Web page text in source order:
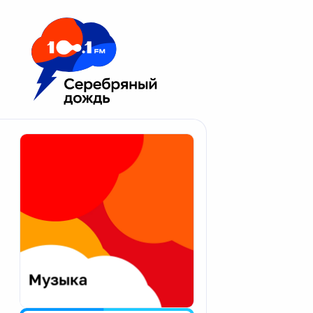
Москва 100.1 FM
Апатиты
Екатеринбург
Калининград
Калуга